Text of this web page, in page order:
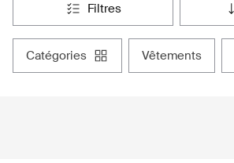
filtres
catégories vêtements